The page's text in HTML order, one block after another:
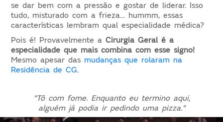
se dar bem com a pressão e gostar de liderar. Isso
tudo, misturado com a frieza… hummm, essas
características lembram qual especialidade médica?
Pois é! Provavelmente aCirurgia Geral é a
especialidade que mais combina com esse signo!
Mesmo apesar das mudanças que rolaram na
Residência de CG.
"Tô com fome. Enquanto eu termino aqui,
alguém já podia ir pedindo uma pizza."